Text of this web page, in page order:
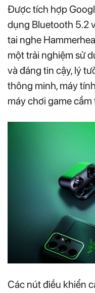
Được tích hợp
dụng Bluetooth 5.2
tai nghe
một trải nghiệm sử
và đáng tin cậy, lý
thông minh, máy
máy chơi game cầm
Các nút điều khiển